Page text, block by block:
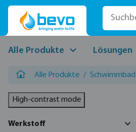
Hauptinhalt springen
Zur Suche springen
Zur Hauptnavigation springen
Alle Produkte Lösungen
Alle Produkte / Schwimmbad
High-contrast mode
Werkstoff